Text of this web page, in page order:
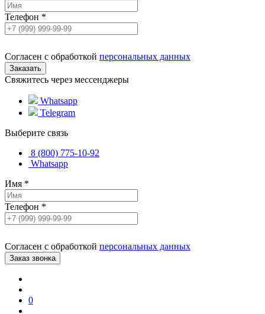
Телефон *
Согласен с обработкой персональных данных
Свяжитесь через мессенджеры
Whatsapp
Telegram
Выберите связь
8 (800) 775-10-92
Whatsapp
Имя *
Телефон *
Согласен с обработкой персональных данных
0